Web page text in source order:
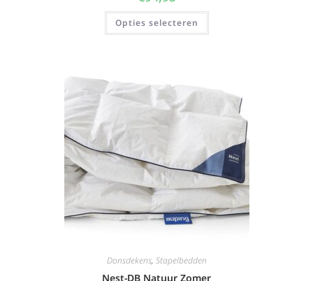
Opties selecteren
Donsdekens, Stapelbedden
Nest-DB Natuur Zomer